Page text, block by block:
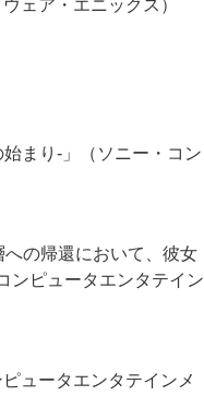
ェア・エニックス）
始まり-」（ソニー・コン
への帰還において、彼女
ンピュータエンタテイン
ュータエンタテインメ